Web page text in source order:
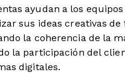
ayudan a los
sus ideas creativas de
la coherencia de la
la participación del
digitales.